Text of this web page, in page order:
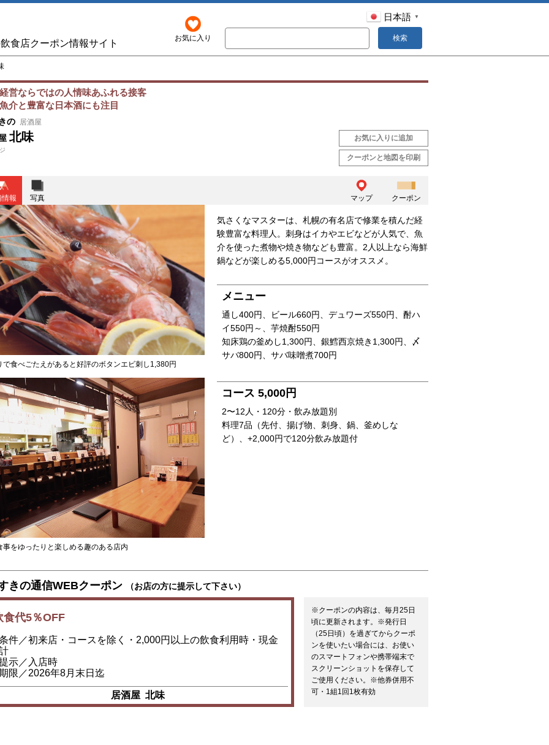
食店クーポン情報サイト お気に入り
日本語 ▼
検索
営ならではの人情味あふれる接客
介と豊富な日本酒にも注目
の 居酒屋
北味 お気に入りに追加
クーポンと地図を印刷
情報 写真 マップ クーポン
で食べごたえがあると好評のボタンエビ刺し1,380円
事をゆったりと楽しめる趣のある店内
気さくなマスターは、札幌の有名店で修業を積んだ経
験豊富な料理人。刺身はイカやエビなどが人気で、魚
介を使った煮物や焼き物なども豊富。2人以上なら海鮮
鍋などが楽しめる5,000円コースがオススメ。
メニュー
通し400円、ビール660円、デュワーズ550円、酎ハ
イ550円～、芋焼酎550円
知床鶏の釜めし1,300円、銀鱈西京焼き1,300円、〆
サバ800円、サバ味噌煮700円
コース 5,000円
2〜12人・120分・飲み放題別
料理7品（先付、揚げ物、刺身、鍋、釜めしな
ど）、+2,000円で120分飲み放題付
きの通信WEBクーポン （お店の方に提示して下さい）
食代5％OFF
件／初来店・コースを除く・2,000円以上の飲食利用時・現金
示／入店時
限／2026年8月末日迄
居酒屋 北味
※クーポンの内容は、毎月25日
頃に更新されます。※発行日
（25日頃）を過ぎてからクーポ
ンを使いたい場合には、お使い
のスマートフォンや携帯端末で
スクリーンショットを保存して
ご使用ください。※他券併用不
可・1組1回1枚有効